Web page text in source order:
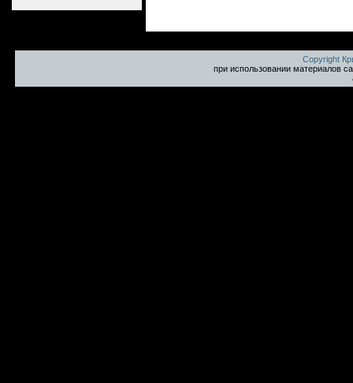
Copyright
при использовании материалов